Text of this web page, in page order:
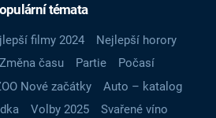
témata
filmy 2024
Nejlepší horory
Změna času Partie
Počasí
Nové začátky
Auto – katalog
Volby 2025
Svařené víno